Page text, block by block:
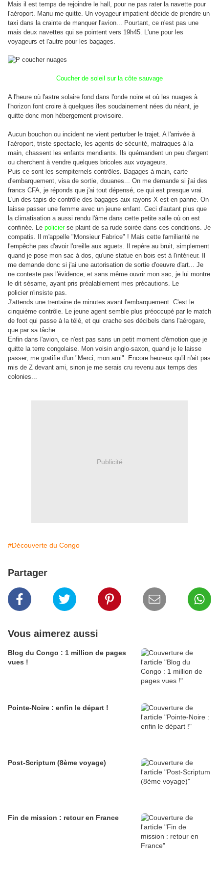
Mais il est temps de rejoindre le hall, pour ne pas rater la navette pour
l'aéroport. Manu me quitte. Un voyageur impatient décide de prendre un
taxi dans la crainte de manquer l'avion... Pourtant, ce n'est pas une
mais deux navettes qui se pointent vers 19h45. L'une pour les
voyageurs et l'autre pour les bagages.
Coucher de soleil sur la côte sauvage
A l'heure où l'astre solaire fond dans l'onde noire et où les nuages à
l'horizon font croire à quelques îles soudainement nées du néant, je
quitte donc mon hébergement provisoire.
Aucun bouchon ou incident ne vient perturber le trajet. A l'arrivée à
l'aéroport, triste spectacle, les agents de sécurité, matraques à la
main, chassent les enfants mendiants. Ils quémandent un peu d'argent
ou cherchent à vendre quelques bricoles aux voyageurs.
Puis ce sont les sempiternels contrôles. Bagages à main, carte
d'embarquement, visa de sortie, douanes... On me demande si j'ai des
francs CFA, je réponds que j'ai tout dépensé, ce qui est presque vrai.
L'un des tapis de contrôle des bagages aux rayons X est en panne. On
laisse passer une femme avec un jeune enfant. Ceci d'autant plus que
la climatisation a aussi rendu l'âme dans cette petite salle où on est
confinée. Le policier se plaint de sa rude soirée dans ces conditions. Je
compatis. Il m'appelle "Monsieur Fabrice" ! Mais cette familiarité ne
l'empêche pas d'avoir l'oreille aux aguets. Il repère au bruit, simplement
quand je pose mon sac à dos, qu'une statue en bois est à l'intérieur. Il
me demande donc si j'ai une autorisation de sortie d'oeuvre d'art... Je
ne conteste pas l'évidence, et sans même ouvrir mon sac, je lui montre
le dit sésame, ayant pris préalablement mes précautions. Le
policier n'insiste pas.
J'attends une trentaine de minutes avant l'embarquement. C'est le
cinquième contrôle. Le jeune agent semble plus préoccupé par le match
de foot qui passe à la télé, et qui crache ses décibels dans l'aérogare,
que par sa tâche.
Enfin dans l'avion, ce n'est pas sans un petit moment d'émotion que je
quitte la terre congolaise. Mon voisin anglo-saxon, quand je le laisse
passer, me gratifie d'un "Merci, mon ami". Encore heureux qu'il n'ait pas
mis de Z devant ami, sinon je me serais cru revenu aux temps des
colonies...
Publicité
#Découverte du Congo
Partager
Vous aimerez aussi
Blog du Congo : 1 million de pages
vues !
Pointe-Noire : enfin le départ !
Post-Scriptum (8ème voyage)
Fin de mission : retour en France